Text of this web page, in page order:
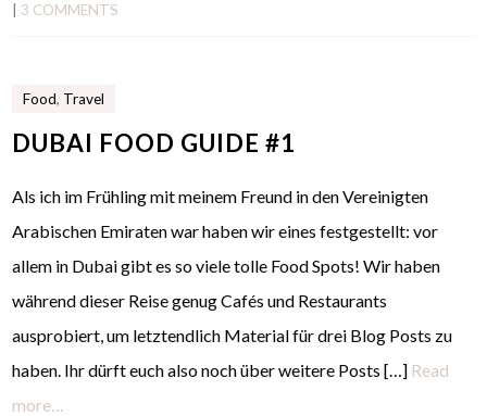
3 COMMENTS
Food, Travel
DUBAI FOOD GUIDE #1
Als ich im Frühling mit meinem Freund in den Vereinigten
Arabischen Emiraten war haben wir eines festgestellt: vor
allem in Dubai gibt es so viele tolle Food Spots! Wir haben
während dieser Reise genug Cafés und Restaurants
ausprobiert, um letztendlich Material für drei Blog Posts zu
haben. Ihr dürft euch also noch über weitere Posts […] Read
more…